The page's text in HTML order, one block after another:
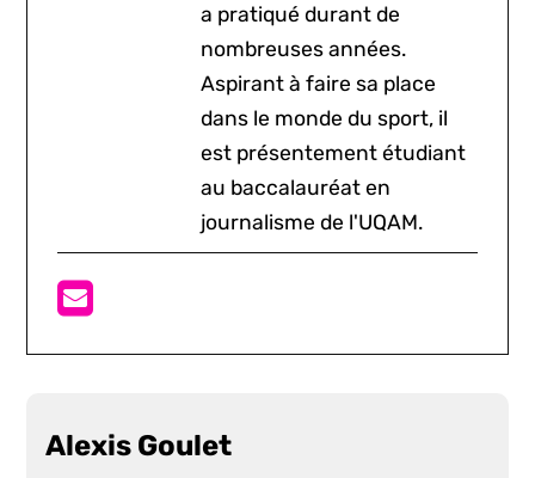
a pratiqué durant de
nombreuses années.
Aspirant à faire sa place
dans le monde du sport, il
est présentement étudiant
au baccalauréat en
journalisme de l'UQAM.
Alexis Goulet